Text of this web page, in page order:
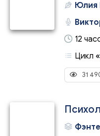
Юлия
12
Цикл «
31